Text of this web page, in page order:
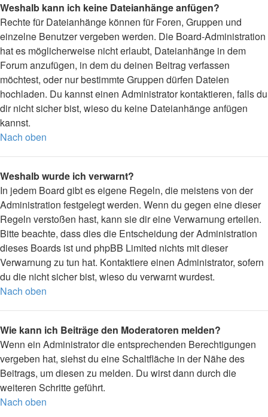
Weshalb kann ich keine Dateianhänge anfügen?
Rechte für Dateianhänge können für Foren, Gruppen und
einzelne Benutzer vergeben werden. Die Board-Administration
hat es möglicherweise nicht erlaubt, Dateianhänge in dem
Forum anzufügen, in dem du deinen Beitrag verfassen
möchtest, oder nur bestimmte Gruppen dürfen Dateien
hochladen. Du kannst einen Administrator kontaktieren, falls du
dir nicht sicher bist, wieso du keine Dateianhänge anfügen
kannst.
Nach oben
Weshalb wurde ich verwarnt?
In jedem Board gibt es eigene Regeln, die meistens von der
Administration festgelegt werden. Wenn du gegen eine dieser
Regeln verstoßen hast, kann sie dir eine Verwarnung erteilen.
Bitte beachte, dass dies die Entscheidung der Administration
dieses Boards ist und phpBB Limited nichts mit dieser
Verwarnung zu tun hat. Kontaktiere einen Administrator, sofern
du die nicht sicher bist, wieso du verwarnt wurdest.
Nach oben
Wie kann ich Beiträge den Moderatoren melden?
Wenn ein Administrator die entsprechenden Berechtigungen
vergeben hat, siehst du eine Schaltfläche in der Nähe des
Beitrags, um diesen zu melden. Du wirst dann durch die
weiteren Schritte geführt.
Nach oben